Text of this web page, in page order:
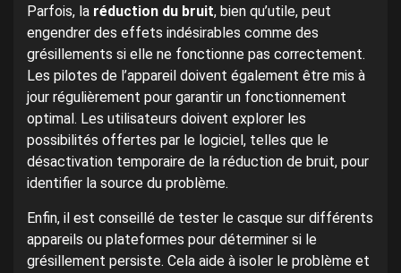
Parfois, la réduction du bruit, bien qu’utile, peut
engendrer des effets indésirables comme des
grésillements si elle ne fonctionne pas correctement.
Les pilotes de l’appareil doivent également être mis à
jour régulièrement pour garantir un fonctionnement
optimal. Les utilisateurs doivent explorer les
possibilités offertes par le logiciel, telles que le
désactivation temporaire de la réduction de bruit, pour
identifier la source du problème.
Enfin, il est conseillé de tester le casque sur différents
appareils ou plateformes pour déterminer si le
grésillement persiste. Cela aide à isoler le problème et